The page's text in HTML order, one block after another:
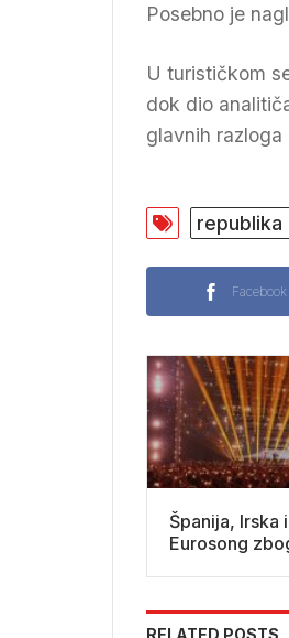
Posebno je
U turističkom
dok dio
glavnih
republika
Facebook
Španija, Irska
Eurosong